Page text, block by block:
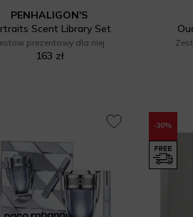
PENHALIGON'S
Scent Library Set
prezentowy dla niej
163 zł
-30%